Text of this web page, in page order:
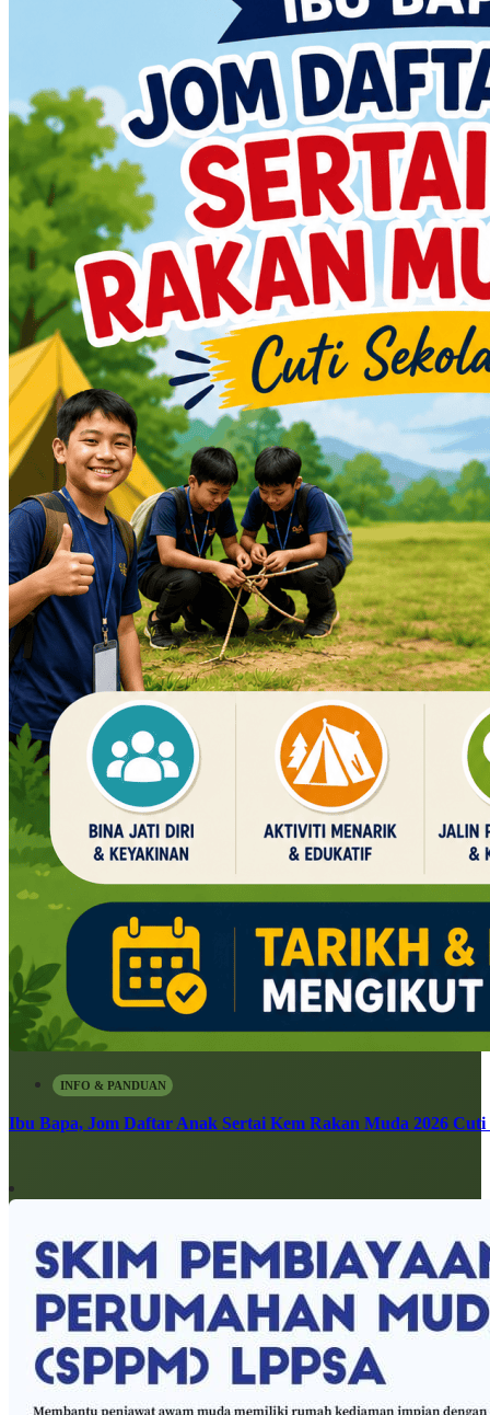
INFO & PANDUAN
Ibu Bapa, Jom Daftar Anak Sertai Kem Rakan Muda 2026